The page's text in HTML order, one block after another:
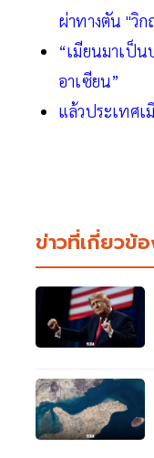
ผ่าทางตัน "วิก
“เมียนมาเป็
อาเซียน”
แล้วประเทศเ
ข่าวที่เกี่ยวข้